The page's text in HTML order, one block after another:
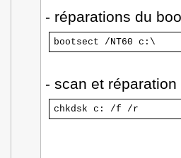
- réparations du
bootsect /NT60 c:\
- scan et
chkdsk c: /f /r